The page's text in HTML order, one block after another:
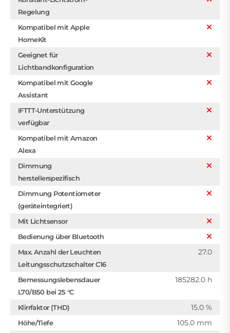
Regelung
Kompatibel mit Apple
HomeKit
Geeignet für
Lichtbandkonfiguration
Kompatibel mit Google
Assistant
IFTTT-Unterstützung
verfügbar
Kompatibel mit Amazon
Alexa
Dimmung
herstellerspezifisch
Dimmung Potentiometer
(geräteintegriert)
Mit Lichtsensor
Bedienung über Bluetooth
Max. Anzahl der Leuchten
Leitungsschutzschalter C16
27.0
Bemessungslebensdauer
L70/B50 bei 25 °C
185282.0 h
Klirrfaktor (THD) 15.0 %
Höhe/Tiefe 105.0 mm